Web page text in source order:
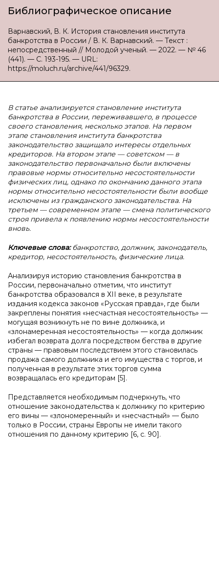
Библиографическое описание
Варнавский, В. К. История становления института
банкротства в России / В. К. Варнавский. — Текст :
непосредственный // Молодой ученый. — 2022. — № 46
(441). — С. 193-195. — URL:
https://moluch.ru/archive/441/96329.
В статье анализируется становление института
банкротства в России, переживавшего, в процессе
своего становления, несколько этапов. На первом
этапе становления института банкротства
законодательство защищало интересы отдельных
кредиторов. На втором этапе — советском — в
законодательство первоначально были включены
правовые нормы относительно несостоятельности
физических лиц, однако по окончанию данного этапа
нормы относительно несостоятельности были вообще
исключены из гражданского законодательства. На
третьем — современном этапе — смена политического
строя привела к появлению нормы несостоятельности
вновь.
Ключевые слова:банкротство, должник, законодатель,
кредитор, несостоятельность, физические лица.
Анализируя историю становления банкротства в
России, первоначально отметим, что институт
банкротства образовался в ХII веке, в результате
издания кодекса законов «Русская правда», где были
закреплены понятия «несчастная несостоятельность» —
могущая возникнуть не по вине должника, и
«злонамеренная несостоятельность» — когда должник
избегал возврата долга посредством бегства в другие
страны — правовым последствием этого становилась
продажа самого должника и его имущества с торгов, и
полученная в результате этих торгов сумма
возвращалась его кредиторам [5].
Представляется необходимым подчеркнуть, что
отношение законодательства к должнику по критерию
его вины — «злономеренный» и «несчастный» — было
только в России, страны Европы не имели такого
отношения по данному критерию [6, c. 90].